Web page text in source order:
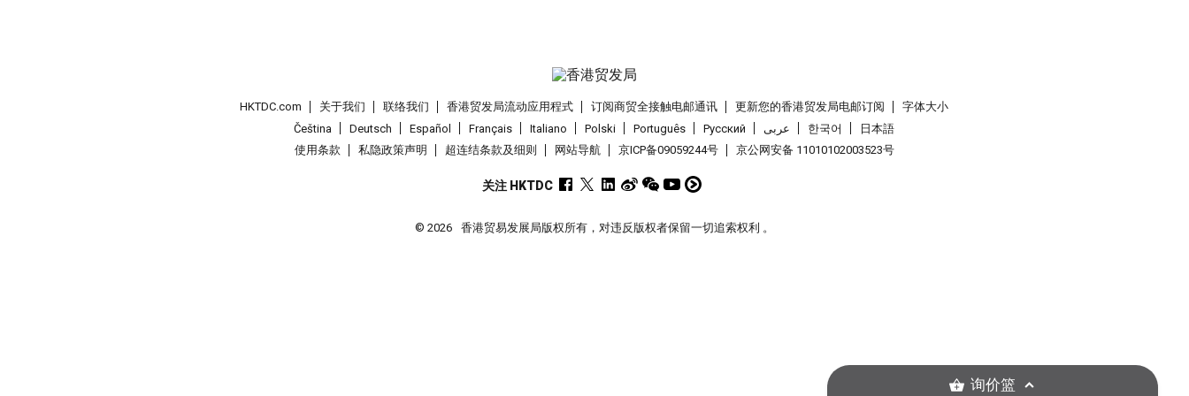
HKTDC.com 关于我们 联络我们 香港贸发局流动应用程式 订阅商贸全接触电邮通讯 更新您的香港贸发局电邮订阅
字体大小
Čeština
Deutsch Español Français Italiano Polski Português Pусский عربى 한국어
日本語
使用条款
私隐政策声明 超连结条款及细则 网站导航 京ICP备09059244号 京公网安备 11010102003523号
关注 HKTDC
© 2026 香港贸易发展局版权所有，对违反版权者保留一切追索权利 。
询价篮